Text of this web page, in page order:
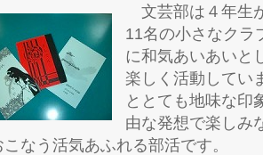
文芸部は４年生
11名の小さなクラ
に和気あいあいと
楽しく活動してい
ととても地味な印
由な発想で楽しみ
なう活気あふれる部活です。